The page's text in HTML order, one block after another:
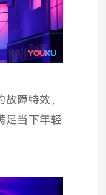
障特效，
足当下年轻